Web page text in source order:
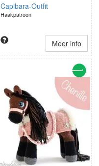
Capibara-Outfit
Haakpatroon
Meer info